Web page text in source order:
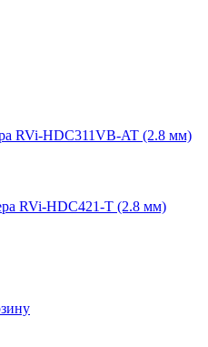
RVi-HDC311VB-AT (2.8 мм)
RVi-HDC421-T (2.8 мм)